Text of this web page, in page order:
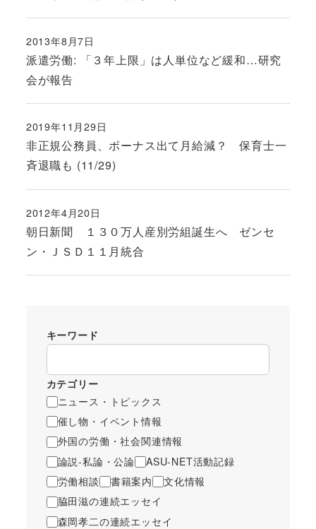
派遣労働: 「３年上限」は人単位など緩和…研究
会が報告
投稿日
2013年8月7日
非正規公務員、ボーナス出て月給減？ 保育士一
斉退職も (11/29)
投稿日
2019年11月29日
朝日新聞 １３０万人産別労組誕生へ ゼンセ
ン・ＪＳＤ１１月統合
投稿日
2012年4月20日
キーワード
カテゴリー
ニュース・トピックス
催し物・イベント情報
外国の労働・社会関連情報
論説-私論・公論
ASU-NET活動記録
労働相談
書籍案内
文化情報
脇田滋の連続エッセイ
森岡孝二の連続エッセイ